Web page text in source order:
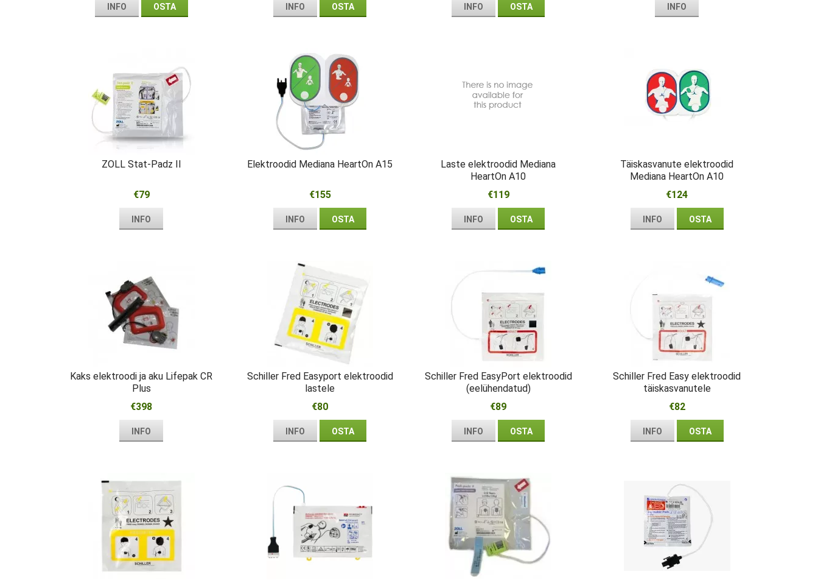
INFO OSTA INFO OSTA INFO OSTA INFO
ZOLL Stat-Padz II
€79
INFO
Elektroodid Mediana HeartOn A15
€155
INFO OSTA
Laste elektroodid Mediana
HeartOn A10
€119
INFO OSTA
Täiskasvanute elektroodid
Mediana HeartOn A10
€124
INFO OSTA
Kaks elektroodi ja aku Lifepak CR
Plus
€398
INFO
Schiller Fred Easyport elektroodid
lastele
€80
INFO OSTA
Schiller Fred EasyPort elektroodid
(eelühendatud)
€89
INFO OSTA
Schiller Fred Easy elektroodid
täiskasvanutele
€82
INFO OSTA